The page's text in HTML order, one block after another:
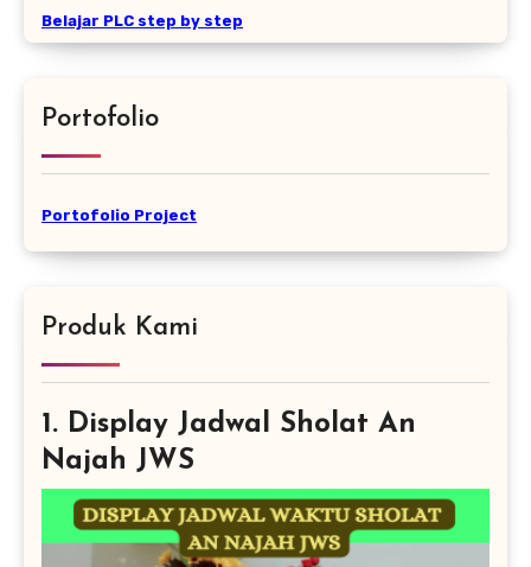
Belajar PLC step by step
Portofolio
Portofolio Project
Produk Kami
1. Display Jadwal Sholat An
Najah JWS